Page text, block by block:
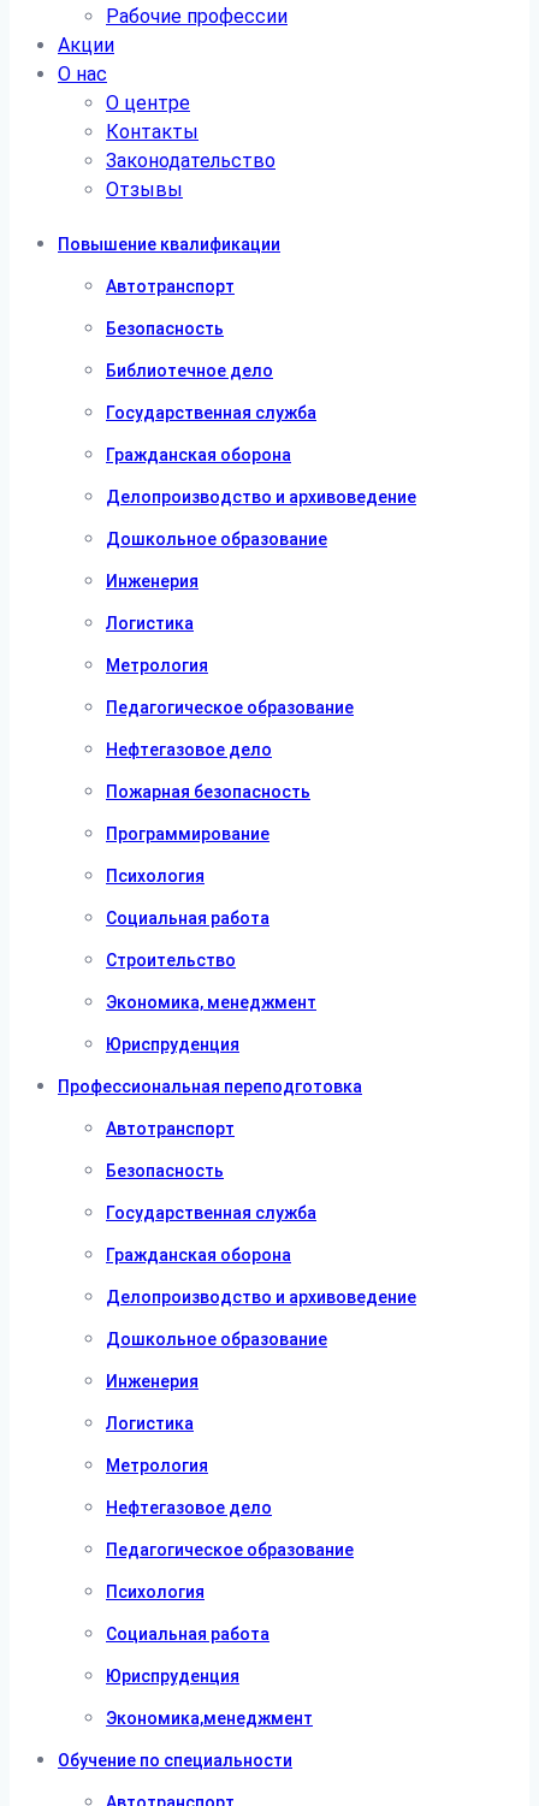
Рабочие профессии
Акции
О нас
О центре
Контакты
Законодательство
Отзывы
Повышение квалификации
Автотранспорт
Безопасность
Библиотечное дело
Государственная служба
Гражданская оборона
Делопроизводство и архивоведение
Дошкольное образование
Инженерия
Логистика
Метрология
Педагогическое образование
Нефтегазовое дело
Пожарная безопасность
Программирование
Психология
Социальная работа
Строительство
Экономика, менеджмент
Юриспруденция
Профессиональная переподготовка
Автотранспорт
Безопасность
Государственная служба
Гражданская оборона
Делопроизводство и архивоведение
Дошкольное образование
Инженерия
Логистика
Метрология
Нефтегазовое дело
Педагогическое образование
Психология
Социальная работа
Юриспруденция
Экономика,менеджмент
Обучение по специальности